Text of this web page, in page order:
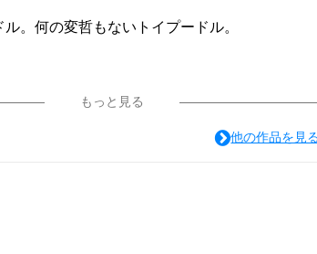
。何の変哲もないトイプードル。
もっと見る
他の作品を見